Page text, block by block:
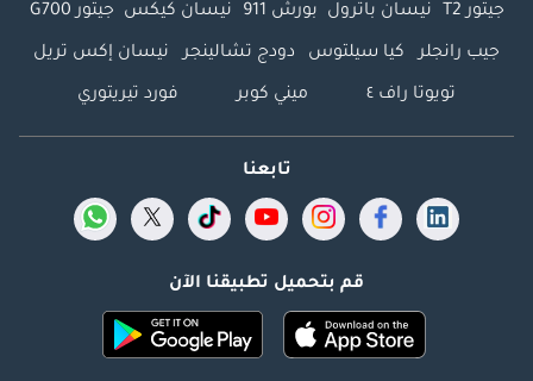
جيتور T2 نيسان باترول بورش 911 نيسان كيكس جيتور G700
جيب رانجلر كيا سيلتوس دودج تشالينجر نيسان إكس تريل
تويوتا راف ٤ ميني كوبر فورد تيريتوري
تابعنا
قم بتحميل تطبيقنا الآن